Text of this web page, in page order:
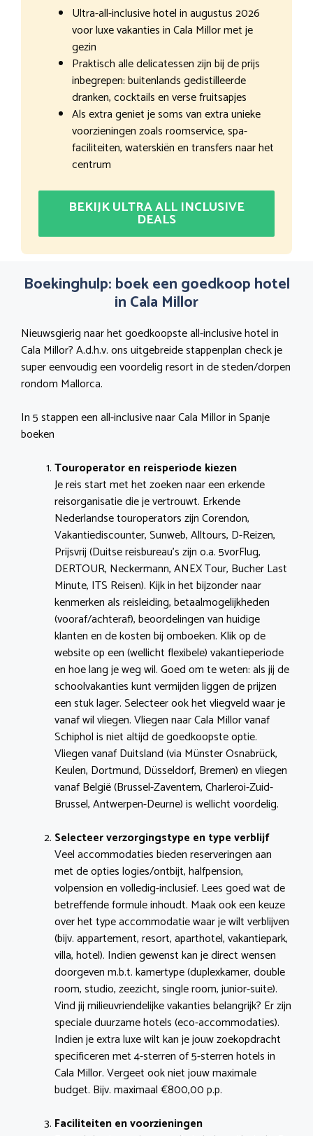
Ultra-all-inclusive hotel in augustus 2026
voor luxe vakanties in Cala Millor met je
gezin
Praktisch alle delicatessen zijn bij de prijs
inbegrepen: buitenlands gedistilleerde
dranken, cocktails en verse fruitsapjes
Als extra geniet je soms van extra unieke
voorzieningen zoals roomservice, spa-
faciliteiten, waterskiën en transfers naar het
centrum
BEKIJK ULTRA ALL INCLUSIVE
DEALS
Boekinghulp: boek een goedkoop hotel
in Cala Millor
Nieuwsgierig naar het goedkoopste all-inclusive hotel in
Cala Millor? A.d.h.v. ons uitgebreide stappenplan check je
super eenvoudig een voordelig resort in de steden/dorpen
rondom Mallorca.
In 5 stappen een all-inclusive naar Cala Millor in Spanje
boeken
Touroperator en reisperiode kiezen
Je reis start met het zoeken naar een erkende
reisorganisatie die je vertrouwt. Erkende
Nederlandse touroperators zijn Corendon,
Vakantiediscounter, Sunweb, Alltours, D-Reizen,
Prijsvrij (Duitse reisbureau’s zijn o.a. 5vorFlug,
DERTOUR, Neckermann, ANEX Tour, Bucher Last
Minute, ITS Reisen). Kijk in het bijzonder naar
kenmerken als reisleiding, betaalmogelijkheden
(vooraf/achteraf), beoordelingen van huidige
klanten en de kosten bij omboeken. Klik op de
website op een (wellicht flexibele) vakantieperiode
en hoe lang je weg wil. Goed om te weten: als jij de
schoolvakanties kunt vermijden liggen de prijzen
een stuk lager. Selecteer ook het vliegveld waar je
vanaf wil vliegen. Vliegen naar Cala Millor vanaf
Schiphol is niet altijd de goedkoopste optie.
Vliegen vanaf Duitsland (via Münster Osnabrück,
Keulen, Dortmund, Düsseldorf, Bremen) en vliegen
vanaf België (Brussel-Zaventem, Charleroi-Zuid-
Brussel, Antwerpen-Deurne) is wellicht voordelig.
Selecteer verzorgingstype en type verblijf
Veel accommodaties bieden reserveringen aan
met de opties logies/ontbijt, halfpension,
volpension en volledig-inclusief. Lees goed wat de
betreffende formule inhoudt. Maak ook een keuze
over het type accommodatie waar je wilt verblijven
(bijv. appartement, resort, aparthotel, vakantiepark,
villa, hotel). Indien gewenst kan je direct wensen
doorgeven m.b.t. kamertype (duplexkamer, double
room, studio, zeezicht, single room, junior-suite).
Vind jij milieuvriendelijke vakanties belangrijk? Er zijn
speciale duurzame hotels (eco-accommodaties).
Indien je extra luxe wilt kan je jouw zoekopdracht
specificeren met 4-sterren of 5-sterren hotels in
Cala Millor. Vergeet ook niet jouw maximale
budget. Bijv. maximaal €800,00 p.p.
Faciliteiten en voorzieningen